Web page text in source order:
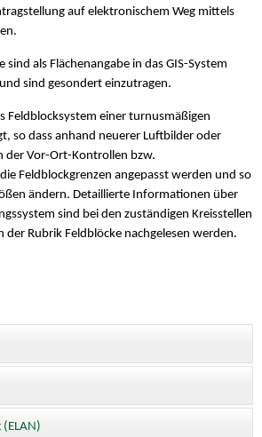
auf elektronischem Weg mittels
sind als Flächenangabe in das GIS-System
sind gesondert einzutragen.
Feldblocksystem einer turnusmäßigen
so dass anhand neuerer Luftbilder oder
der Vor-Ort-Kontrollen bzw.
Feldblockgrenzen angepasst werden und so
ändern. Detaillierte Informationen über
sind bei den zuständigen Kreisstellen
der Rubrik Feldblöcke nachgelesen werden.